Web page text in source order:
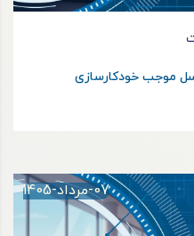
موجب خودکارسازی
07-مرداد-1405